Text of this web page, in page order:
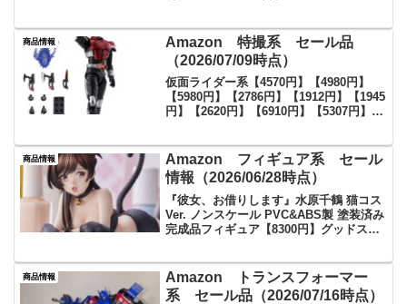
【43%OFF→5256円】【25%OFF→2480
円】【26%OFF→3...
商品情報
Amazon 特撮系 セール品
（2026/07/09時点）
仮面ライダー系【4570円】【4980円】
【5980円】【2786円】【1912円】【1945
円】【2620円】【6910円】【5307円】
ィ系【2...
商品情報
Amazon フィギュア系 セール
情報（2026/06/28時点）
『彼女、お借りします』水原千鶴 猫コス
Ver. ノンスケール PVC&ABS製 塗装済み
完成品フィギュア【8300円】グッドスマ
式プラモデル【5480円】...
商品情報
Amazon トランスフォーマー
系 セール品（2026/07/16時点）